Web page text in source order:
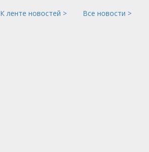
К ленте новостей > Все новости >